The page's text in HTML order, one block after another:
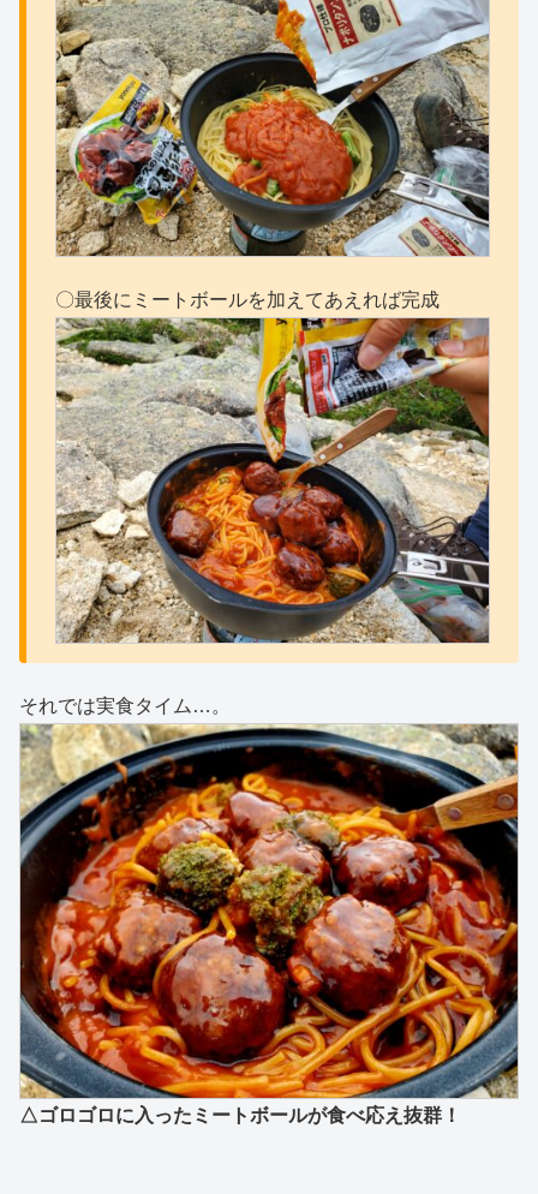
〇最後にミートボールを加えてあえれば完成
それでは実食タイム…。
△ゴロゴロに入ったミートボールが食べ応え抜群！